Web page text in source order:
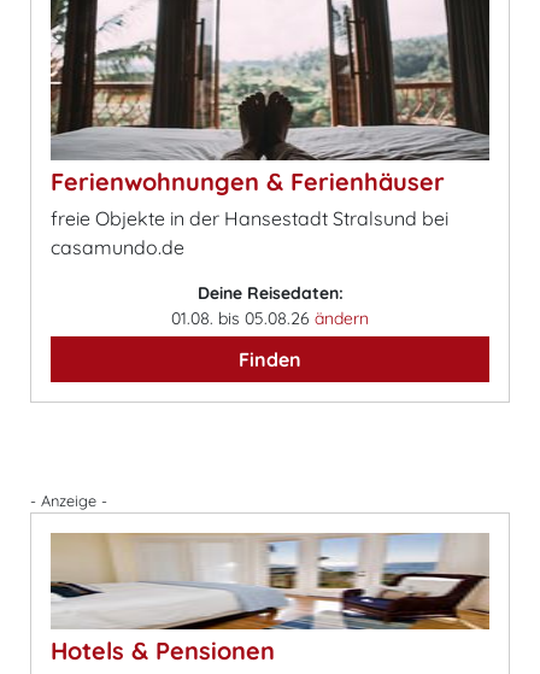
Ferienwohnungen & Ferienhäuser
freie Objekte in der Hansestadt Stralsund bei
casamundo.de
Deine Reisedaten:
01.08. bis 05.08.26 ändern
Finden
- Anzeige -
Hotels & Pensionen